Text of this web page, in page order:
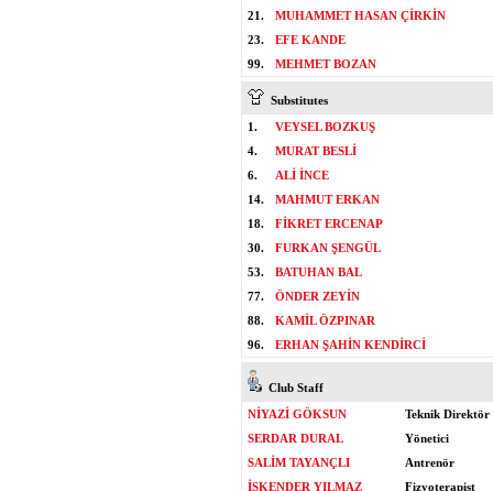
21.
MUHAMMET HASAN ÇİRKİN
23.
EFE KANDE
99.
MEHMET BOZAN
Substitutes
1.
VEYSEL BOZKUŞ
4.
MURAT BESLİ
6.
ALİ İNCE
14.
MAHMUT ERKAN
18.
FİKRET ERCENAP
30.
FURKAN ŞENGÜL
53.
BATUHAN BAL
77.
ÖNDER ZEYİN
88.
KAMİL ÖZPINAR
96.
ERHAN ŞAHİN KENDİRCİ
Club Staff
NİYAZİ GÖKSUN
Teknik Direktör
SERDAR DURAL
Yönetici
SALİM TAYANÇLI
Antrenör
İSKENDER YILMAZ
Fizyoterapist